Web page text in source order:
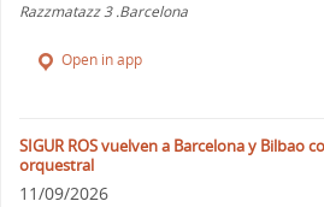
Razzmatazz 3 .Barcelona
Open in app
SIGUR ROS vuelven a Barcelona y Bilbao
orquestral
11/09/2026